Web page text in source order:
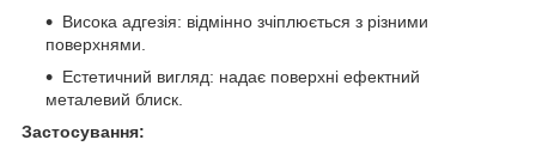
Висока адгезія: відмінно зчіплюється з різними
поверхнями.
Естетичний вигляд: надає поверхні ефектний
металевий блиск.
Застосування: